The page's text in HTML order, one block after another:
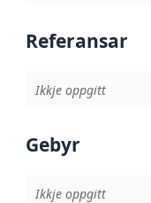
Referansar
Ikkje oppgitt
Gebyr
Ikkje oppgitt